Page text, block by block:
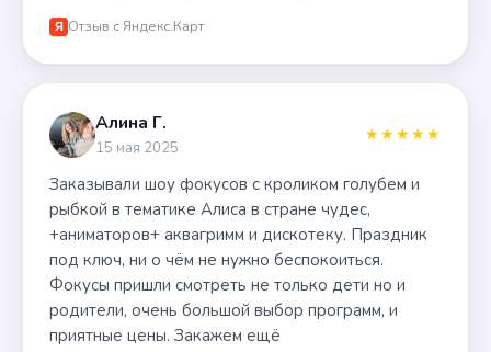
Я Отзыв с Яндекс.Карт
Алина Г.
15 мая 2025
★★★★★
Заказывали шоу фокусов с кроликом голубем и
рыбкой в тематике Алиса в стране чудес,
+аниматоров+ аквагримм и дискотеку. Праздник
под ключ, ни о чём не нужно беспокоиться.
Фокусы пришли смотреть не только дети но и
родители, очень большой выбор программ, и
приятные цены. Закажем ещё